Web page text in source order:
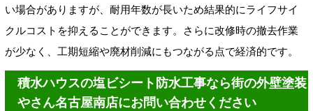
い場合がありますが、耐用年数が長いため結果的にライフサイ
クルコストを抑えることができます。さらに改修時の撤去作業
が少なく、工期短縮や廃材削減にもつながる点で経済的です。
積水ハウスの塩ビシート防水工事なら街の外壁塗装
やさん名古屋南店にお問い合わせください